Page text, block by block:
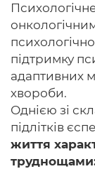
підтримку
адаптивних
хвороби.
Однією зі
підлітків
життя
труднощами: